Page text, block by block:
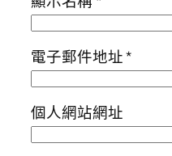
電子郵件地址*
個人網站網址